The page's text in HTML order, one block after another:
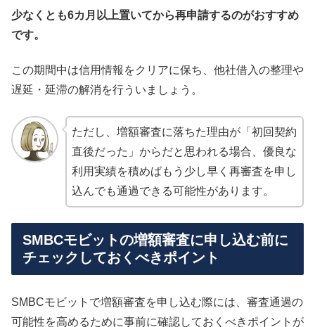
少なくとも6カ月以上置いてから再申請するのがおすすめ
です。
この期間中は信用情報をクリアに保ち、他社借入の整理や
遅延・延滞の解消を行ういましょう。
ただし、増額審査に落ちた理由が「初回契約
直後だった」からだと思われる場合、優良な
利用実績を積めばもう少し早く再審査を申し
込んでも通過できる可能性があります。
SMBCモビットの増額審査に申し込む前に
チェックしておくべきポイント
SMBCモビットで増額審査を申し込む際には、審査通過の
可能性を高めるために事前に確認しておくべきポイントが